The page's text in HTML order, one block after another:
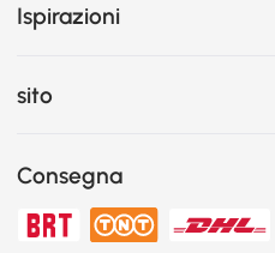
Ispirazioni
sito
Consegna